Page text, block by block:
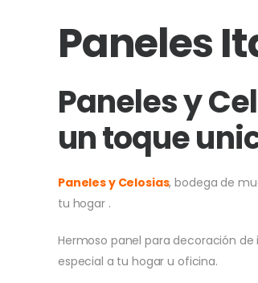
Paneles
Paneles y
un toque
Paneles y Celosias, bodega de
tu hogar .
Hermoso panel para decoración
especial a tu hogar u oficina.